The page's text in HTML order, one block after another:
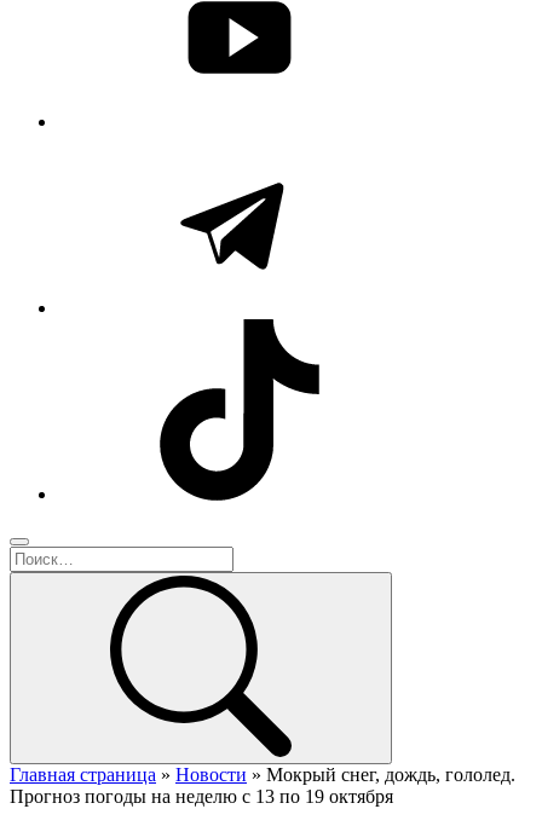
Главная страница » Новости » Мокрый снег, дождь, гололед.
Прогноз погоды на неделю с 13 по 19 октября